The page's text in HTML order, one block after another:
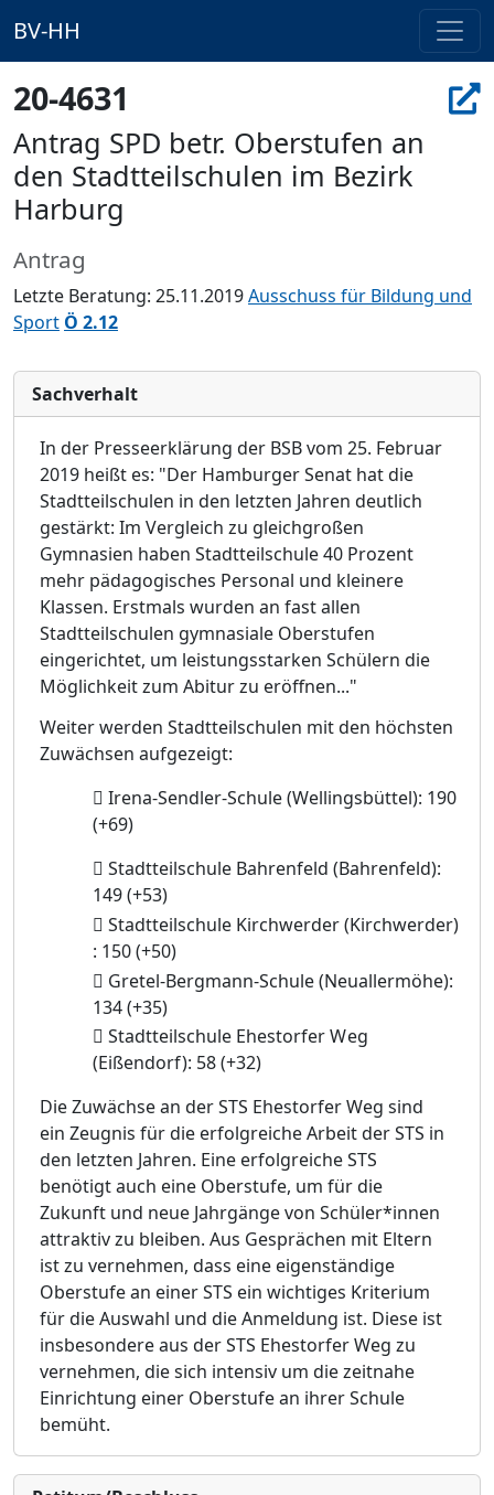
BV-HH
20-4631
Antrag SPD betr. Oberstufen an
den Stadtteilschulen im Bezirk
Harburg
Antrag
Letzte Beratung: 25.11.2019Ausschuss für Bildung und
Sport Ö 2.12
Sachverhalt
In der Presseerklärung der BSB vom 25. Februar
2019 heißt es: "Der Hamburger Senat hat die
Stadtteilschulen in den letzten Jahren deutlich
gestärkt: Im Vergleich zu gleichgroßen
Gymnasien haben Stadtteilschule 40 Prozent
mehr pädagogisches Personal und kleinere
Klassen. Erstmals wurden an fast allen
Stadtteilschulen gymnasiale Oberstufen
eingerichtet, um leistungsstarken Schülern die
Möglichkeit zum Abitur zu eröffnen..."
Weiter werden Stadtteilschulen mit den höchsten
Zuwächsen aufgezeigt:
 Irena-Sendler-Schule (Wellingsbüttel): 190
(+69)
 Stadtteilschule Bahrenfeld (Bahrenfeld):
149 (+53)
 Stadtteilschule Kirchwerder (Kirchwerder)
: 150 (+50)
 Gretel-Bergmann-Schule (Neuallermöhe):
134 (+35)
 Stadtteilschule EhestorferWeg
(Eißendorf): 58 (+32)
Die Zuwächse an der STS Ehestorfer Weg sind
ein Zeugnis für die erfolgreiche Arbeit der STS in
den letzten Jahren. Eine erfolgreiche STS
benötigt auch eine Oberstufe, um für die
Zukunft und neue Jahrgänge von Schüler*innen
attraktiv zu bleiben. Aus Gesprächen mit Eltern
ist zu vernehmen, dass eine eigenständige
Oberstufe an einer STS ein wichtiges Kriterium
für die Auswahl und die Anmeldung ist. Diese ist
insbesondere aus der STS Ehestorfer Weg zu
vernehmen, die sich intensiv um die zeitnahe
Einrichtung einer Oberstufe an ihrer Schule
bemüht.